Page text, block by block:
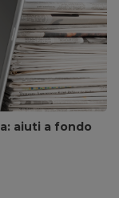
aiuti a fondo